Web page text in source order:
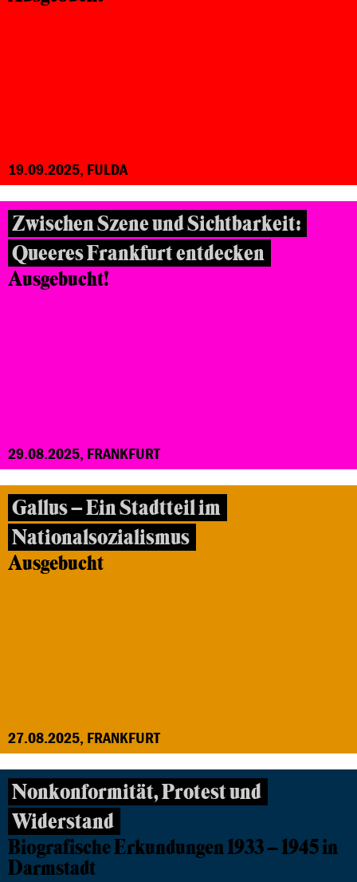
19.09.2025, FULDA
Zwischen Szene und Sichtbarkeit:
Queeres Frankfurt entdecken
Ausgebucht!
29.08.2025, FRANKFURT
Gallus – Ein Stadtteil im
Nationalsozialismus
Ausgebucht
27.08.2025, FRANKFURT
Nonkonformität, Protest und
Widerstand
Biografische Erkundungen 1933 – 1945 in
Darmstadt